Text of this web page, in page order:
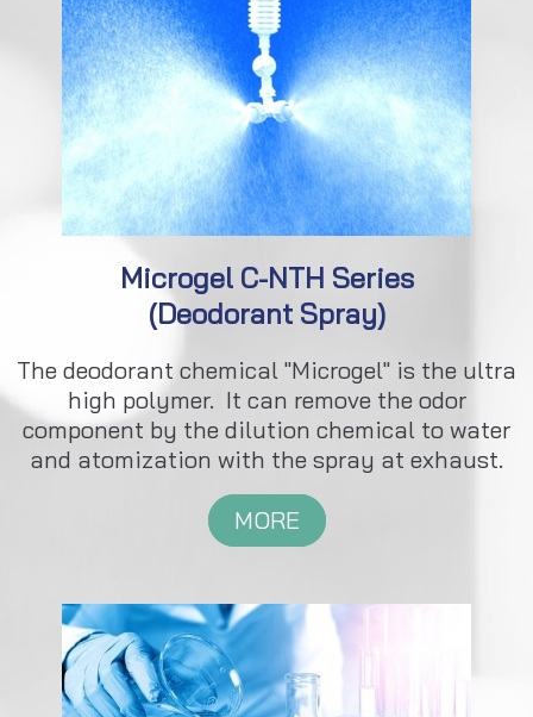
Microgel C-NTH Series
(Deodorant Spray)
The deodorant chemical "Microgel" is the ultra
high polymer. It can remove the odor
component by the dilution chemical to water
and atomization with the spray at exhaust.
MORE